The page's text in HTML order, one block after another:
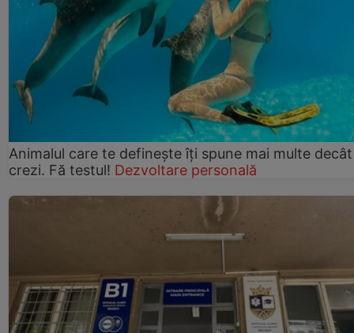
Animalul care te definește îți spune mai multe decât
crezi. Fă testul! Dezvoltare personală